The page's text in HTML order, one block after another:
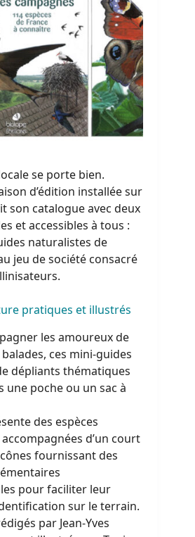
se porte bien.
d’édition installée sur
son catalogue avec deux
et accessibles à tous :
naturalistes de
jeu de société consacré
pratiques et illustrés
les amoureux de
ces mini-guides
dépliants thématiques
une poche ou un sac à
des espèces
accompagnées d’un court
fournissant des
pour faciliter leur
sur le terrain.
par Jean-Yves